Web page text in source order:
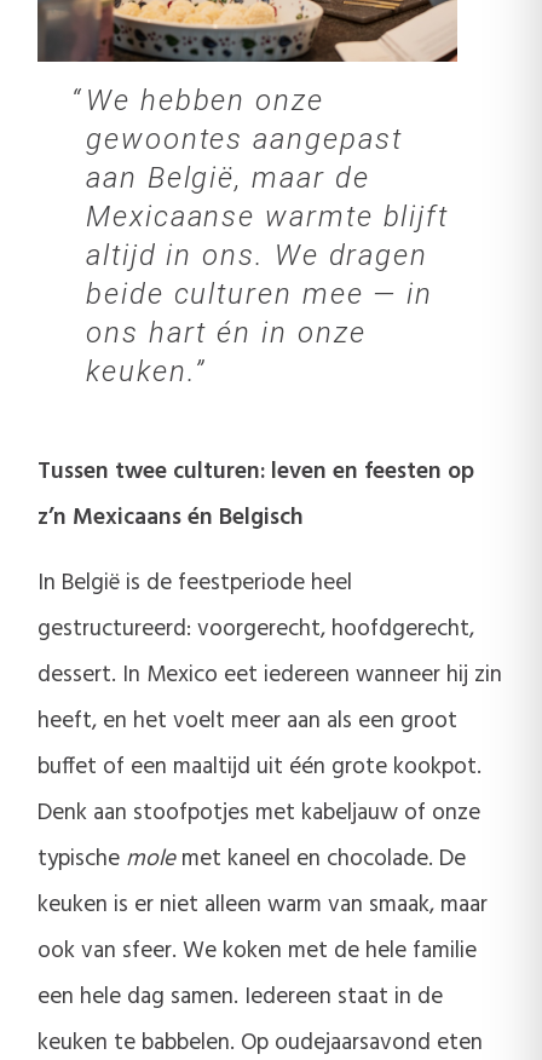
We hebben onze
gewoontes aangepast
aan België, maar de
Mexicaanse warmte blijft
altijd in ons. We dragen
beide culturen mee — in
ons hart én in onze
keuken.
Tussen twee culturen: leven en feesten op
z’n Mexicaans én Belgisch
In België is de feestperiode heel
gestructureerd: voorgerecht, hoofdgerecht,
dessert. In Mexico eet iedereen wanneer hij zin
heeft, en het voelt meer aan als een groot
buffet of een maaltijd uit één grote kookpot.
Denk aan stoofpotjes met kabeljauw of onze
typische molemet kaneel en chocolade. De
keuken is er niet alleen warm van smaak, maar
ook van sfeer. We koken met de hele familie
een hele dag samen. Iedereen staat in de
keuken te babbelen. Op oudejaarsavond eten